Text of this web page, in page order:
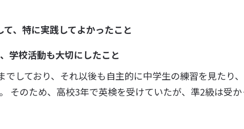
、特に実践してよかったこと
学校活動も大切にしたこと
でしており、それ以後も自主的に中学生の練習を見たり
そのため、高校3年で英検を受けていたが、準2級は受